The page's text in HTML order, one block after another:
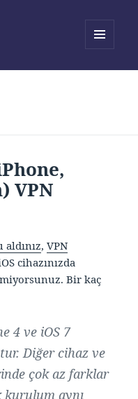
VPN
,VPN
cihazınızda
Bir kaç
4 ve iOS 7
Diğer cihaz ve
çok az farklar
kurulum aynı